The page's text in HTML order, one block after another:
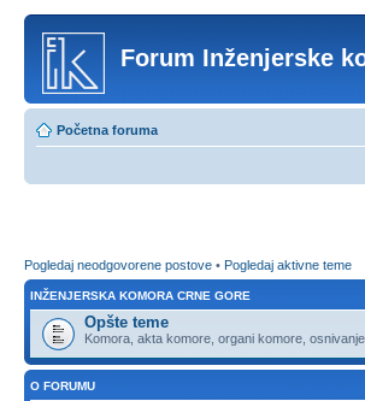
Forum Inženjerske
Početna foruma
Pogledaj neodgovorene postove • Pogledaj aktivne teme
INŽENJERSKA KOMORA CRNE GORE
Opšte teme
Komora, akta komore, organi komore,
O FORUMU